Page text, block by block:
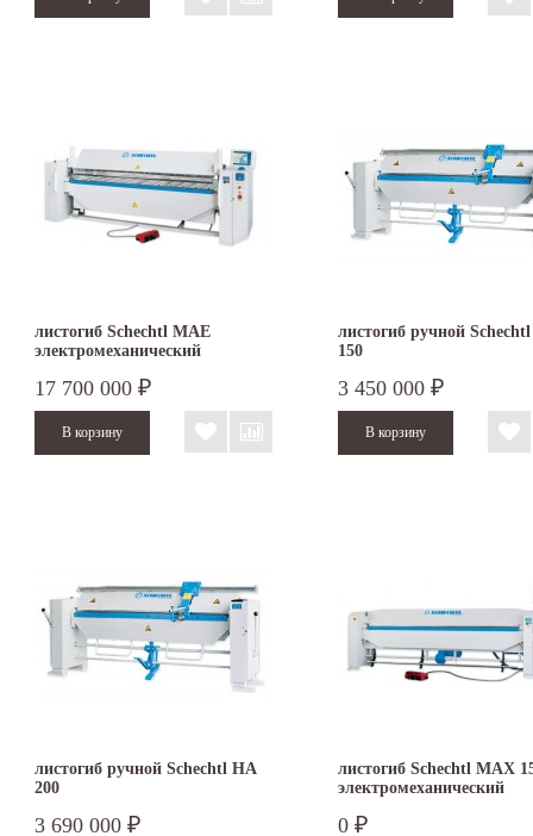
листогиб Schechtl MAE
электромеханический
17 700 000 ₽
листогиб ручной
150
3 450 000 ₽
листогиб ручной Schechtl HA
200
3 690 000 ₽
листогиб Schechtl MAX
электромеханический
0 ₽